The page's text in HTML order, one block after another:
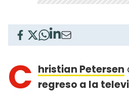
C hristian Petersen
regreso a la